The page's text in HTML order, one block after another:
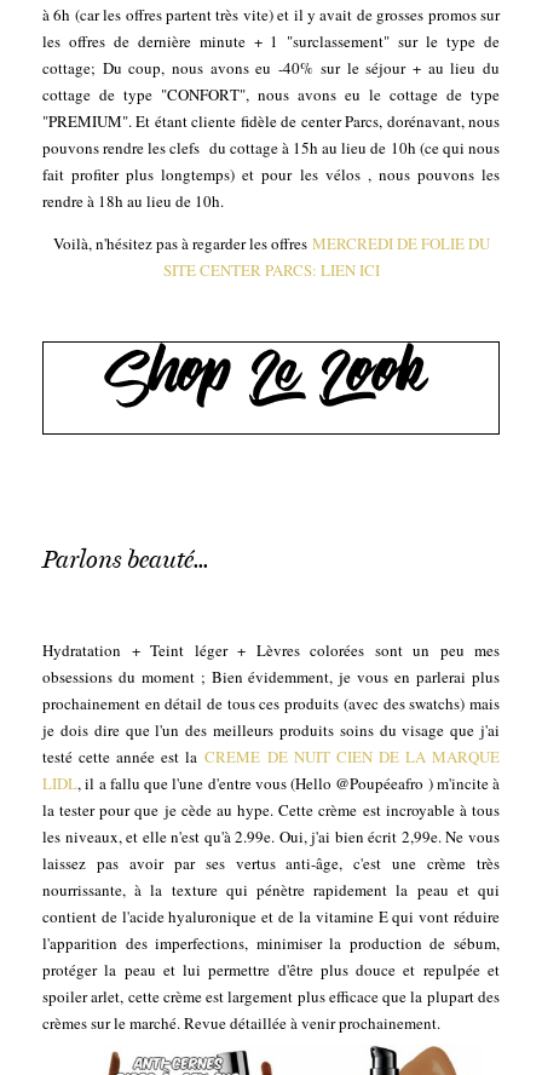
à 6h (car les offres partent très vite) et il y avait de grosses promos sur
les offres de dernière minute + 1 "surclassement" sur le type de
cottage; Du coup, nous avons eu -40% sur le séjour + au lieu du
cottage de type "CONFORT", nous avons eu le cottage de type
"PREMIUM". Et étant cliente fidèle de center Parcs, dorénavant, nous
pouvons rendre les clefs du cottage à 15h au lieu de 10h (ce qui nous
fait profiter plus longtemps) et pour les vélos , nous pouvons les
rendre à 18h au lieu de 10h.
Voilà, n'hésitez pas à regarder les offres MERCREDI DE FOLIE DU
SITE CENTER PARCS: LIEN ICI
Parlons beauté...
Hydratation + Teint léger + Lèvres colorées sont un peu mes
obsessions du moment ; Bien évidemment, je vous en parlerai plus
prochainement en détail de tous ces produits (avec des swatchs) mais
je dois dire que l'un des meilleurs produits soins du visage que j'ai
testé cette année est laCREME DE NUIT CIEN DE LA MARQUE
LIDL, il a fallu que l'une d'entre vous (Hello @Poupéeafro ) m'incite à
la tester pour que je cède au hype. Cette crème est incroyable à tous
les niveaux, et elle n'est qu'à 2.99e. Oui, j'ai bien écrit 2,99e. Ne vous
laissez pas avoir par ses vertus anti-âge, c'est une crème très
nourrissante, à la texture qui pénètre rapidement la peau et qui
contient de l'acide hyaluronique et de la vitamine E qui vont réduire
l'apparition des imperfections, minimiser la production de sébum,
protéger la peau et lui permettre d'être plus douce et repulpée et
spoiler arlet, cette crème est largement plus efficace que la plupart des
crèmes sur le marché. Revue détaillée à venir prochainement.